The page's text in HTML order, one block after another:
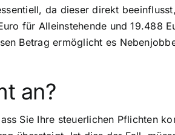
da dieser direkt
für Alleinstehende und 19.488
Betrag ermöglicht es
an?
Sie Ihre steuerlichen Pflichten